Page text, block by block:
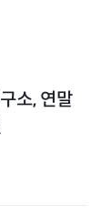
소, 연말